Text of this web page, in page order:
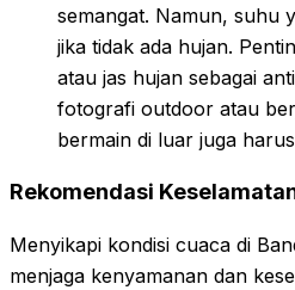
semangat. Namun, suhu
jika tidak ada hujan.
atau jas hujan sebagai
fotografi outdoor atau
bermain di luar juga
Rekomendasi
Menyikapi kondisi cuaca di
menjaga kenyamanan dan